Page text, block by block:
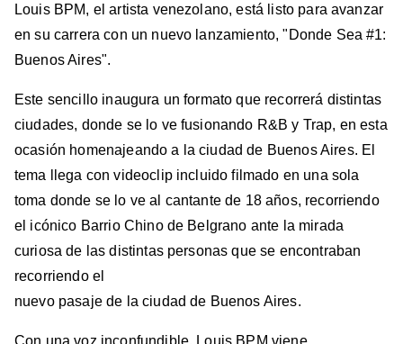
Louis BPM, el artista venezolano, está listo para avanzar
en su carrera con un nuevo lanzamiento, "Donde Sea #1:
Buenos Aires".
Este sencillo inaugura un formato que recorrerá distintas
ciudades, donde se lo ve fusionando R&B y Trap, en esta
ocasión homenajeando a la ciudad de Buenos Aires. El
tema llega con videoclip incluido filmado en una sola
toma donde se lo ve al cantante de 18 años, recorriendo
el icónico Barrio Chino de Belgrano ante la mirada
curiosa de las distintas personas que se encontraban
recorriendo el
nuevo pasaje de la ciudad de Buenos Aires.